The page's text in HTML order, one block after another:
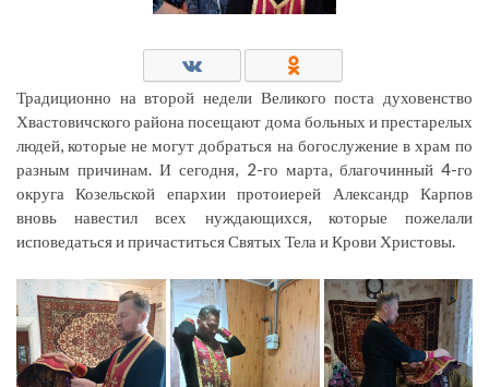
Традиционно на второй недели Великого поста духовенство
Хвастовичского района посещают дома больных и престарелых
людей, которые не могут добраться на богослужение в храм по
разным причинам. И сегодня, 2-го марта, благочинный 4-го
округа Козельской епархии протоиерей Александр Карпов
вновь навестил всех нуждающихся, которые пожелали
исповедаться и причаститься Святых Тела и Крови Христовы.